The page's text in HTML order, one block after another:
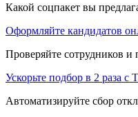
Какой соцпакет вы
Оформляйте кандидатов
Проверяйте сотрудников
Ускорьте подбор в 2 раза с
Автоматизируйте сбор